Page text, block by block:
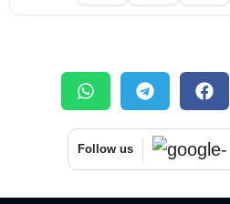
Follow us